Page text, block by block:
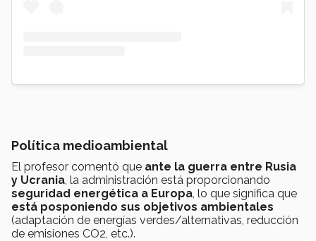
Política medioambiental
El profesor comentó que ante la guerra entre Rusia
y Ucrania , la administración está proporcionando
seguridad energética a Europa , lo que significa que
está posponiendo sus objetivos ambientales
(adaptación de energías verdes/alternativas, reducción
de emisiones CO2, etc.).